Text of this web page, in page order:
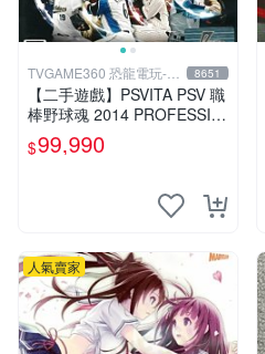
TVGAME360 恐龍電玩-台
中店
8651
【二手遊戲】PSVITA PSV 職
棒野球魂 2014 PROFESSIO
NAL BASEBALL 2014 日文
版
$99,990
人氣賣家